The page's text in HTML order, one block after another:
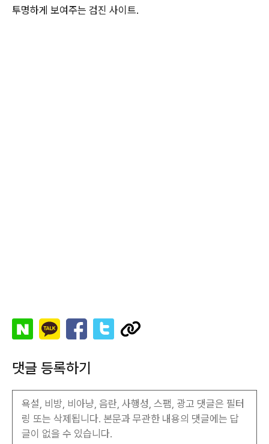
투명하게 보여주는 검진 사이트.
댓글 등록하기